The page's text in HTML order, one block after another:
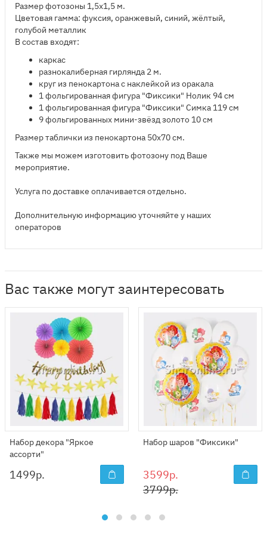
Размер фотозоны 1,5х1,5 м.
Цветовая гамма: фуксия, оранжевый, синий, жёлтый,
голубой металлик
В состав входят:
​каркас
разнокалиберная гирлянда 2 м.
круг из пенокартона с наклейкой из оракала
1 фольгированная фигура "Фиксики" Нолик 94 см
1 фольгированная фигура "Фиксики" Симка 119 см
9 фольгированных мини-звёзд золото 10 см
Размер таблички из пенокартона 50х70 см.
​Также мы можем изготовить фотозону под Ваше
мероприятие.
Услуга по доставке оплачивается отдельно.
Дополнительную информацию уточняйте у наших
операторов
Вас также могут заинтересовать
Набор декора "Яркое
ассорти"
1499р.
Набор шаров "Фиксики"
3599р.
3799р.